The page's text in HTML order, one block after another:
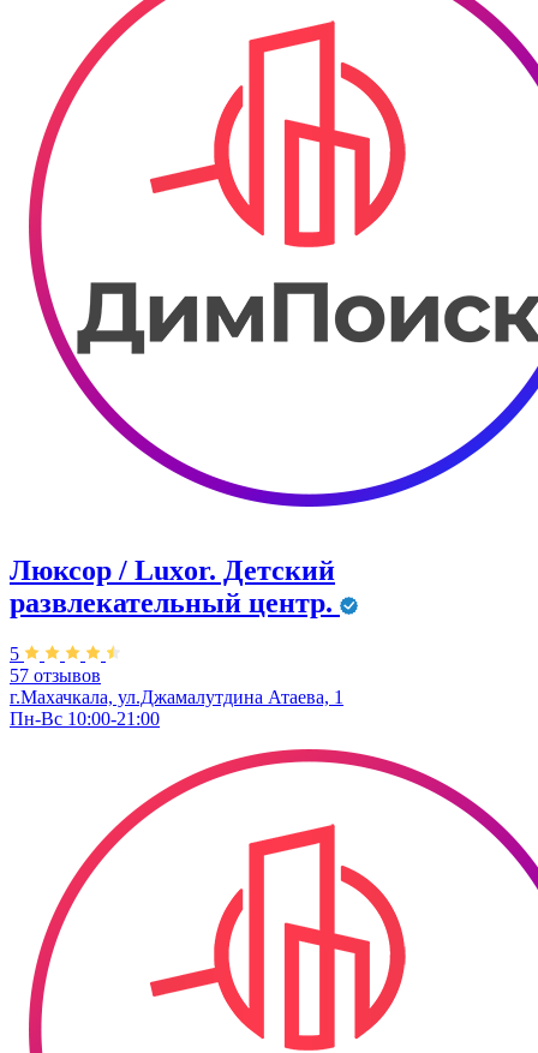
Люксор / Luxor. Детский
развлекательный центр.
5
57 отзывов
г.Махачкала, ул.Джамалутдина Атаева, 1
Пн-Вс 10:00-21:00